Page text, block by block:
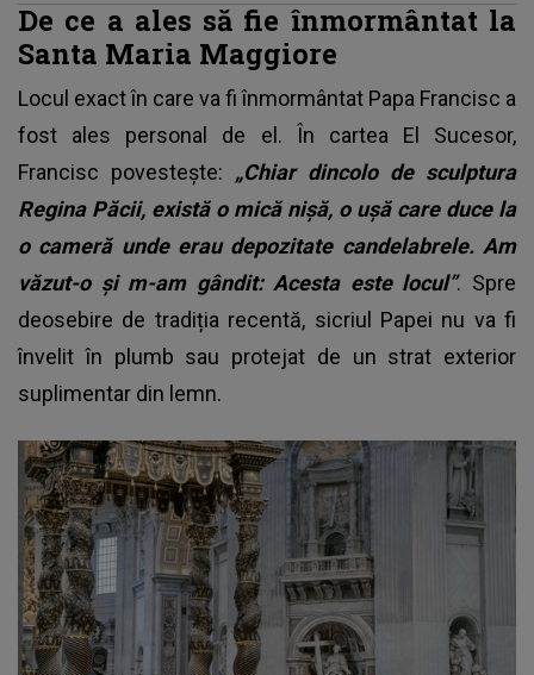
De ce a ales să fie înmormântat la
Santa Maria Maggiore
Locul exact în care va fi înmormântat Papa Francisc a
fost ales personal de el. În cartea El Sucesor,
Francisc povestește: „Chiar dincolo de sculptura
Regina Păcii, există o mică nişă, o uşă care duce la
o cameră unde erau depozitate candelabrele. Am
văzut-o şi m-am gândit: Acesta este locul”. Spre
deosebire de tradiția recentă, sicriul Papei nu va fi
învelit în plumb sau protejat de un strat exterior
suplimentar din lemn.